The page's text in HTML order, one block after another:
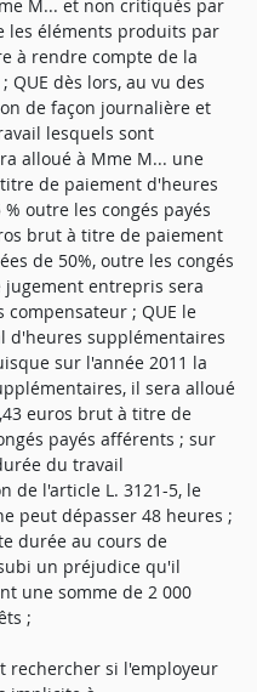
M... et non critiqués par
les éléments produits par
à rendre compte de la
dès lors, au vu des
de façon journalière et
lesquels sont
alloué à Mme M... une
de paiement d'heures
outre les congés payés
brut à titre de paiement
de 50%, outre les congés
jugement entrepris sera
compensateur ; QUE le
d'heures supplémentaires
sur l'année 2011 la
il sera alloué
euros brut à titre de
payés afférents ; sur
du travail
de l'article L. 3121-5, le
peut dépasser 48 heures ;
durée au cours de
un préjudice qu'il
une somme de 2 000
;
rechercher si l'employeur